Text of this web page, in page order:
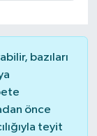
bazıları
önce
teyit